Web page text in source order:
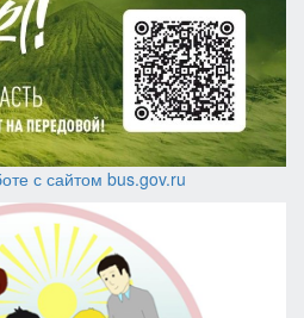
с сайтом bus.gov.ru